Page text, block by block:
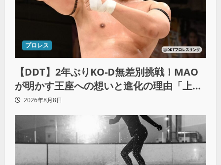
プロレス
【DDT】2年ぶりKO-D無差別挑戦！MAO
が明かす王座への想いと進化の理由「上野
勇希に勝ちたい」
2026年8月8日